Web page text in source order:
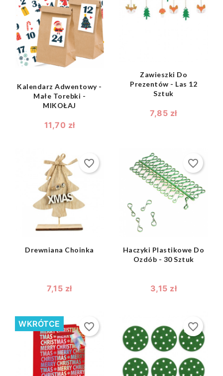
shopping_bag 
Kalendarz Adwentowy -
Małe Torebki -
MIKOŁAJ
11,70 zł
shopping_bag 
Zawieszki Do
Prezentów - Las 12
Sztuk
7,85 zł
shopping_bag 
Drewniana Choinka
7,15 zł
favorite_border
shopping_bag 
Haczyki Plastikowe Do
Ozdób - 30 Sztuk
3,15 zł
favorite_border
shopping_bag 
WKRÓTCE favorite_border favorite_border